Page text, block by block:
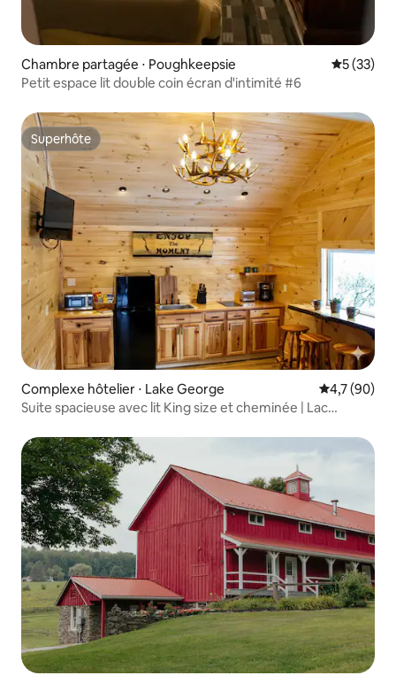
Chambre partagée ⋅ Poughkeepsie
5 (33)
Petit espace lit double coin écran d'intimité #6
Superhôte
Superhôte
Complexe hôtelier ⋅ Lake George Évaluation
4,7 (90)
Suite spacieuse avec lit King size et cheminée | Lac